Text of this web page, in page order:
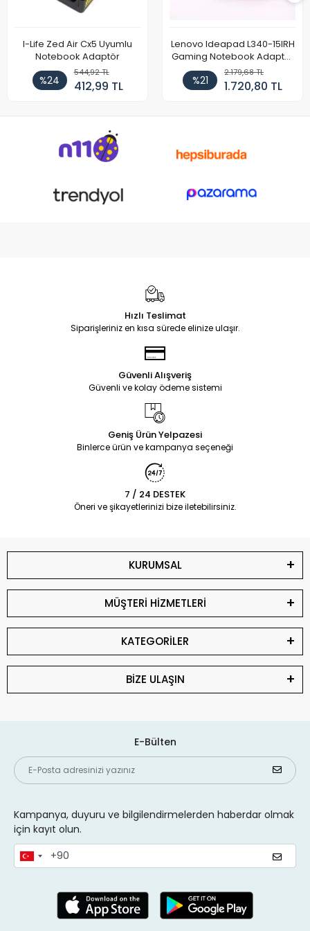
I-Life Zed Air Cx5 Uyumlu
Notebook Adaptör
%24
544,92 TL
412,99 TL
Lenovo Ideapad L340-15IRH
Gaming Notebook Adaptör
Cihazı Şarj Aleti (150W)
%21
2.179,68 TL
1.720,80 TL
Hızlı Teslimat
Siparişleriniz en kısa sürede elinize ulaşır.
Güvenli Alışveriş
Güvenli ve kolay ödeme sistemi
Geniş Ürün Yelpazesi
Binlerce ürün ve kampanya seçeneği
7 / 24 DESTEK
Öneri ve şikayetlerinizi bize iletebilirsiniz.
KURUMSAL
MÜŞTERİ HİZMETLERİ
KATEGORİLER
BİZE ULAŞIN
E-Bülten
Kampanya, duyuru ve bilgilendirmelerden haberdar olmak
için kayıt olun.